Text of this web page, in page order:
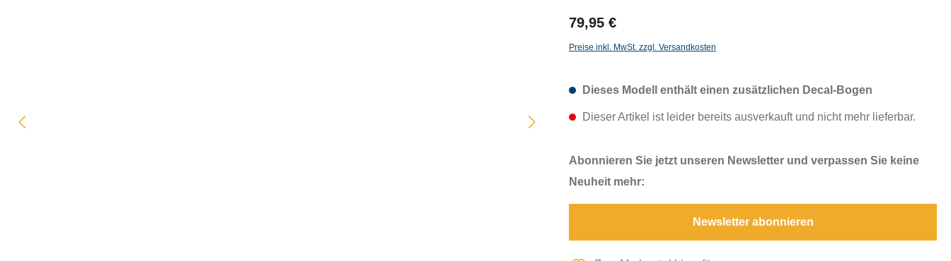
79,95 €
Preise inkl. MwSt. zzgl. Versandkosten
Dieses Modell enthält einen zusätzlichen Decal-Bogen
Dieser Artikel ist leider bereits ausverkauft und nicht mehr lieferbar.
Abonnieren Sie jetzt unseren Newsletter und verpassen Sie keine
Neuheit mehr:
Newsletter abonnieren